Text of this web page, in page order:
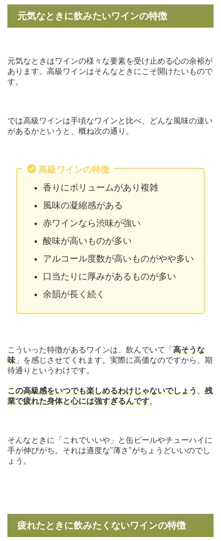
元気なときに飲みたいワインの特徴
元気なときはワインの様々な要素を受け止める心の余裕が
あります。高級ワインはそんなときにこそ開けたいもので
す。
では高級ワインは手頃なワインと比べ、どんな風味の違い
があるかというと、概ね次の通り。
高級ワインの特徴
香りにボリュームがあり複雑
風味の凝縮感がある
赤ワインなら渋味が強い
酸味が高いものが多い
アルコール度数が高いものがやや多い
口当たりに厚みがあるものが多い
余韻が長く続く
こういった特徴があるワインは、飲んでいて「 高そうな
味 」を感じさせてくれます。実際に高価なのですから、期
待通りというわけです。
この高級感をいつでも楽しめるわけじゃないでしょう。 残
業で疲れた身体と心には強すぎるんです。
そんなときに「これでいいや」と缶ビールやチューハイに
手が伸びがち。それは適度な"薄さ"がちょうどいいのでし
ょう。
疲れたときに飲みたくないワインの特徴